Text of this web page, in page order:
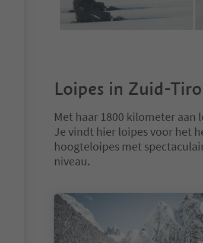
Loipes in Zuid-
Met haar 1800 kilometer aan
Je vindt hier loipes voor het
hoogteloipes met
niveau.